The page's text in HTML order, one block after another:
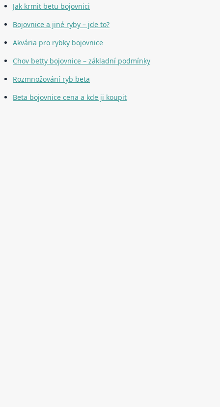
Jak krmit betu bojovnici
Bojovnice a jiné ryby – jde to?
Akvária pro rybky bojovnice
Chov betty bojovnice – základní podmínky
Rozmnožování ryb beta
Beta bojovnice cena a kde ji koupit